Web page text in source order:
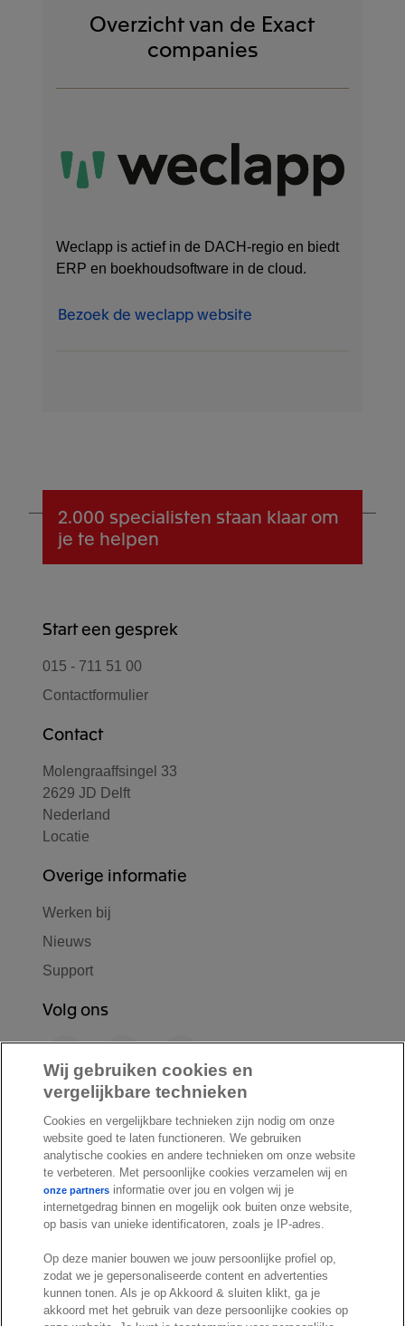
Overzicht van de Exact
companies
Weclapp is actief in de DACH-regio en biedt
ERP en boekhoudsoftware in de cloud.
Bezoek de weclapp website
2.000 specialisten staan klaar om
je te helpen
Start een gesprek
015 - 711 51 00
Contactformulier
Contact
Molengraaffsingel 33
2629 JD Delft
Nederland
Locatie
Overige informatie
Werken bij
Nieuws
Support
Volg ons
F
a
c
o
o
k
L
i
n
d
I
n
Y
o
u
u
b
e
n
s
t
a
g
r
a
m
S
p
o
t
i
f
y
© Exact 2026
Cookie statement
Cookie settings
Marketing preferences
Wij gebruiken cookies en
vergelijkbare technieken
Cookies en vergelijkbare technieken zijn nodig om onze
website goed te laten functioneren. We gebruiken
analytische cookies en andere technieken om onze website
te verbeteren. Met persoonlijke cookies verzamelen wij en
onze partners informatie over jou en volgen wij je
internetgedrag binnen en mogelijk ook buiten onze website,
op basis van unieke identificatoren, zoals je IP-adres.
Op deze manier bouwen we jouw persoonlijke profiel op,
zodat we je gepersonaliseerde content en advertenties
kunnen tonen. Als je op Akkoord & sluiten klikt, ga je
akkoord met het gebruik van deze persoonlijke cookies op